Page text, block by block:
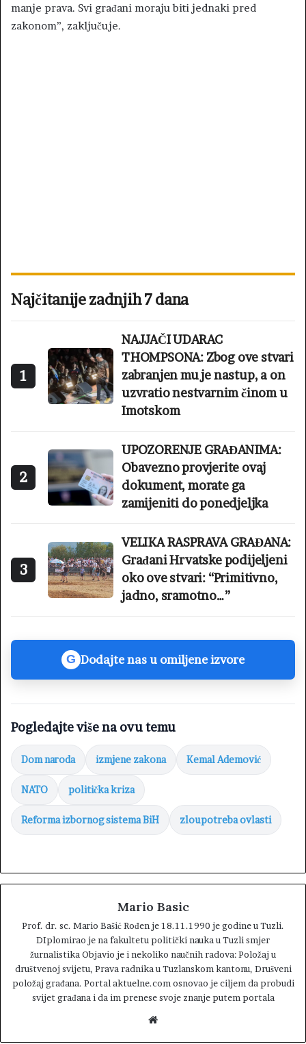
manje prava. Svi građani moraju biti jednaki pred
zakonom”, zaključuje.
Najčitanije zadnjih 7 dana
1
NAJJAČI UDARAC
THOMPSONA: Zbog ove stvari
zabranjen mu je nastup, a on
uzvratio nestvarnim činom u
Imotskom
2
UPOZORENJE GRAĐANIMA:
Obavezno provjerite ovaj
dokument, morate ga
zamijeniti do ponedjeljka
3
VELIKA RASPRAVA GRAĐANA:
Građani Hrvatske podijeljeni
oko ove stvari: “Primitivno,
jadno, sramotno…”
G Dodajte nas u omiljene izvore
Pogledajte više na ovu temu
Dom naroda izmjene zakona Kemal Ademović
NATO politička kriza
Reforma izbornog sistema BiH zloupotreba ovlasti
Mario Basic
Prof. dr. sc. Mario Bašić Rođen je 18.11.1990 je godine u Tuzli.
DIplomirao je na fakultetu politički nauka u Tuzli smjer
žurnalistika Objavio je i nekoliko naučnih radova: Položaj u
društvenoj svijetu, Prava radnika u Tuzlanskom kantonu, Drušveni
položaj građana. Portal aktuelne.com osnovao je ciljem da probudi
svijet građana i da im prenese svoje znanje putem portala